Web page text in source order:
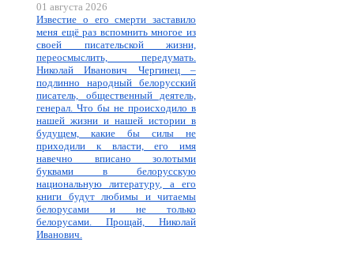
01 августа 2026
Известие о его смерти заставило
меня ещё раз вспомнить многое из
своей писательской жизни,
переосмыслить, передумать.
Николай Иванович Чергинец –
подлинно народный белорусский
писатель, общественный деятель,
генерал. Что бы не происходило в
нашей жизни и нашей истории в
будущем, какие бы силы не
приходили к власти, его имя
навечно вписано золотыми
буквами в белорусскую
национальную литературу, а его
книги будут любимы и читаемы
белорусами и не только
белорусами. Прощай, Николай
Иванович.